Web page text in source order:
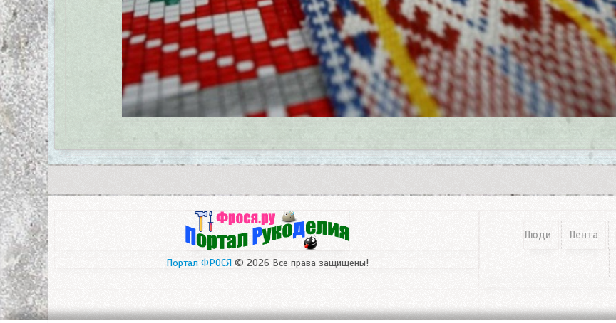
Люди Лента
Портал ФРОСЯ© 2026 Все права защищены!